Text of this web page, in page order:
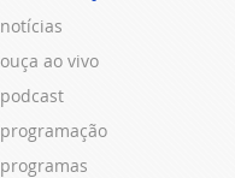
notícias
ouça ao vivo
podcast
programação
programas